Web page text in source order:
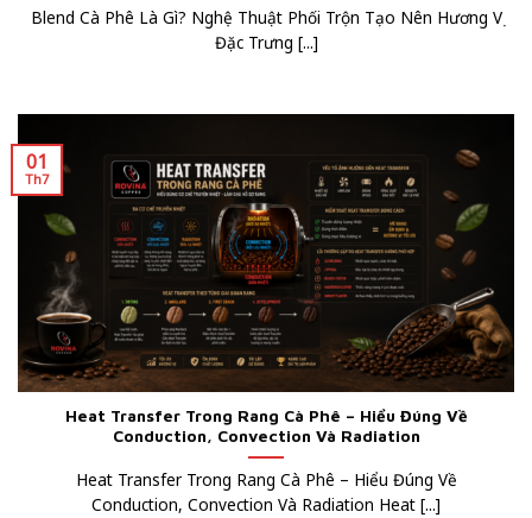
Blend Cà Phê Là Gì? Nghệ Thuật Phối Trộn Tạo Nên Hương Vị
Đặc Trưng [...]
Heat Transfer Trong Rang Cà Phê – Hiểu Đúng Về
Conduction, Convection Và Radiation
Heat Transfer Trong Rang Cà Phê – Hiểu Đúng Về
Conduction, Convection Và Radiation Heat [...]
01
Th7